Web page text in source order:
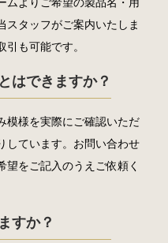
スタッフがご案内いたしま
も可能です。
はできますか？
模様を実際にご確認いただ
しています。お問い合わせ
望をご記入のうえご依頼く
すか？